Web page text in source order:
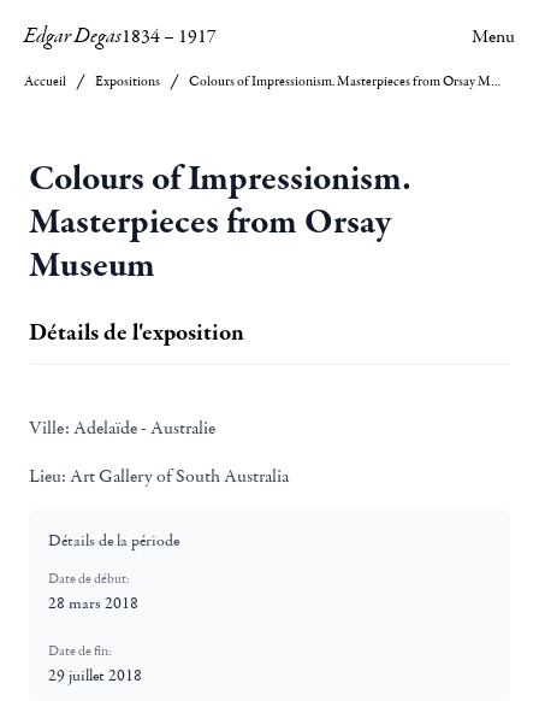
Edgar Degas1834– 1917 Menu
Accueil Expositions Colours of Impressionism. Masterpieces from Orsay Museum
Colours of Impressionism.
Masterpieces from Orsay
Museum
Détails de l'exposition
Ville: Adelaïde - Australie
Lieu: Art Gallery of South Australia
Détails de la période
Date de début:
28 mars 2018
Date de fin:
29 juillet 2018